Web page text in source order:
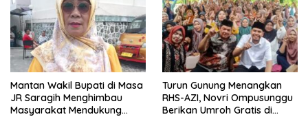
Mantan Wakil Bupati di Masa
JR Saragih Menghimbau
Masyarakat Mendukung
Turun Gunung Menangkan
RHS-AZI, Novri Ompusunggu
Berikan Umroh Gratis di